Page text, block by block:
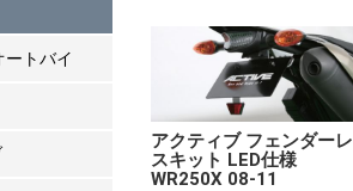
ートバイ
アクティブ フェンダーレ
スキット LED仕様
WR250X 08-11